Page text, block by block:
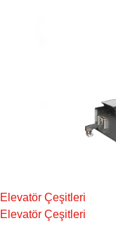
Elevatör Çeşitleri
Elevatör Çeşitleri